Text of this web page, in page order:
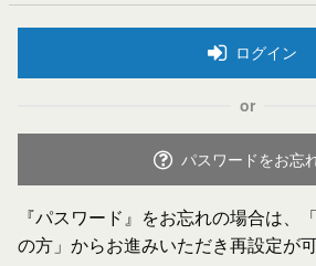
ログイン
or
パスワードをお忘
『パスワード』をお忘れの場合は、
の方」からお進みいただき再設定が可